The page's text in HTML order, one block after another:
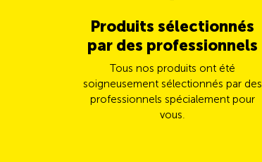
Produits sélectionnés
par des professionnels
Tous nos produits ont été
soigneusement sélectionnés par des
professionnels spécialement pour
vous.